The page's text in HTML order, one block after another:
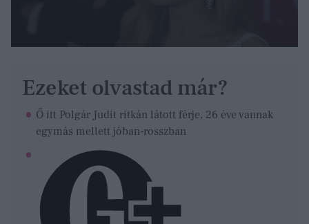
Ezeket olvastad már?
Ő itt Polgár Judit ritkán látott férje, 26 éve vannak
egymás mellett jóban-rosszban